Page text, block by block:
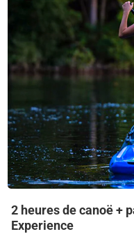
2 heures de canoë +
Experience